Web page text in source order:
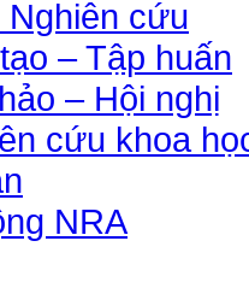
cứu
– Tập huấn
– Hội nghị
cứu khoa
NRA